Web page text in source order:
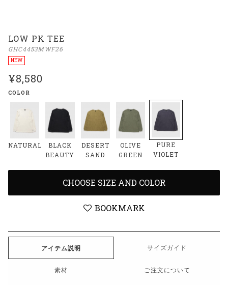
LOW PK TEE
GHC4453MWF26
NEW
¥8,580
COLOR
NATURAL
BLACK
BEAUTY
DESERT
SAND
OLIVE
GREEN
PURE
VIOLET
CHOOSE SIZE AND COLOR
BOOKMARK
アイテム説明 サイズガイド
素材 ご注文について